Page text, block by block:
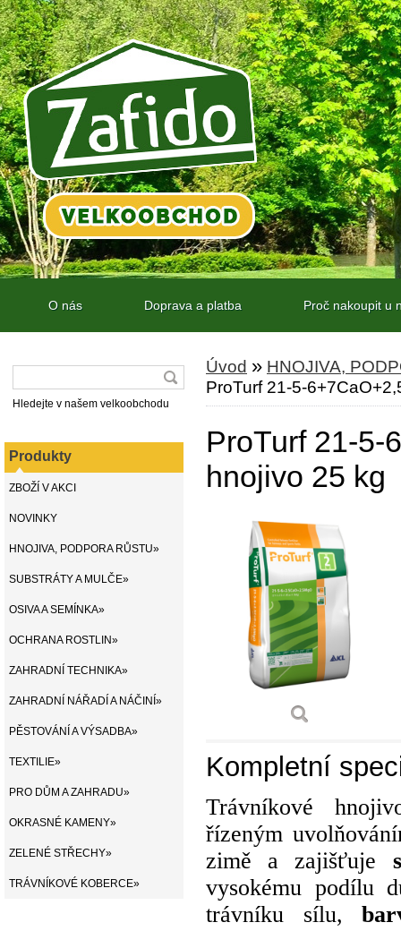
O nás Doprava a platba Proč nakoupit u
Hledejte v našem velkoobchodu
Produkty
ZBOŽÍ V AKCI
NOVINKY
HNOJIVA, PODPORA RŮSTU»
SUBSTRÁTY A MULČE»
OSIVA A SEMÍNKA»
OCHRANA ROSTLIN»
ZAHRADNÍ TECHNIKA»
ZAHRADNÍ NÁŘADÍ A NÁČINÍ»
PĚSTOVÁNÍ A VÝSADBA»
TEXTILIE»
PRO DŮM A ZAHRADU»
OKRASNÉ KAMENY»
ZELENÉ STŘECHY»
TRÁVNÍKOVÉ KOBERCE»
Úvod » HNOJIVA,
ProTurf 21-5-
ProTurf 21-5-
hnojivo 25 kg
Kompletní
Trávníkové
řízeným
zimě a zajišťuje
vysokému podílu
trávníku sílu,